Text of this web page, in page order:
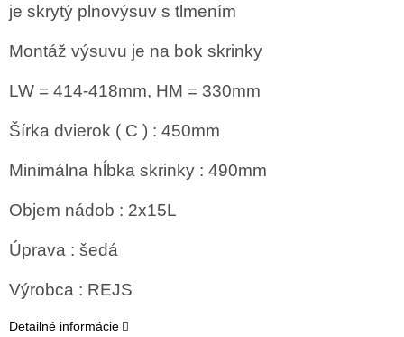
je skrytý plnovýsuv s tlmením
Montáž výsuvu je na bok skrinky
LW = 414-418mm, HM = 330mm
Šírka dvierok ( C ) : 450mm
Minimálna hĺbka skrinky : 490mm
Objem nádob : 2x15L
Úprava : šedá
Výrobca : REJS
Detailné informácie